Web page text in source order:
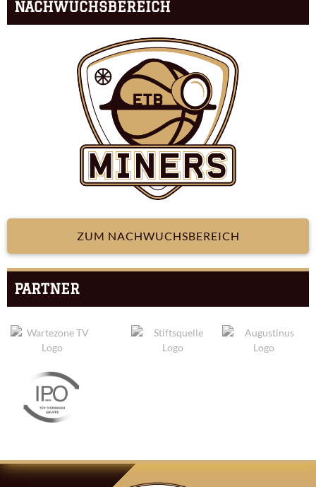
ARTIKEL-
NAVIGATION
NACHWUCHSBEREICH
ZUM NACHWUCHSBEREICH
PARTNER